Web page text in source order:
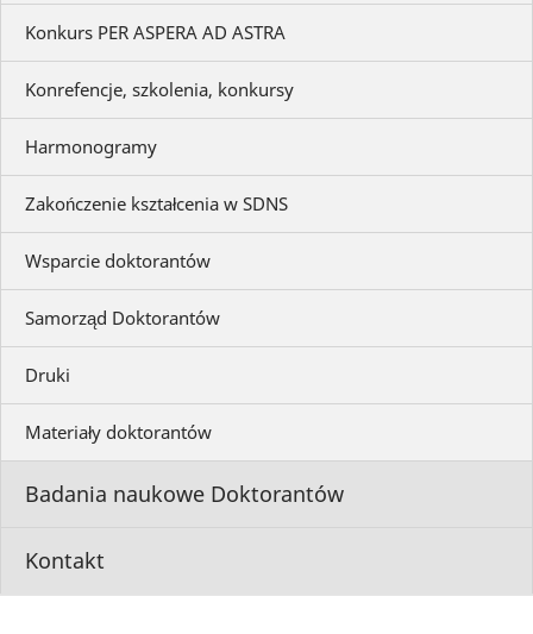
Konkurs PER ASPERA AD ASTRA
Konrefencje, szkolenia, konkursy
Harmonogramy
Zakończenie kształcenia w SDNS
Wsparcie doktorantów
Samorząd Doktorantów
Druki
Materiały doktorantów
Badania naukowe Doktorantów
Kontakt